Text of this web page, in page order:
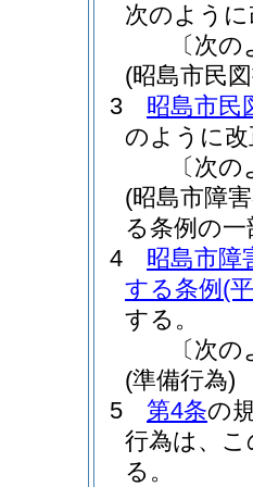
次のよう
〔次
(昭島市民
3
昭島市民
のように
〔次
(昭島市障
る条例の一
4
昭島市障
する条例 (
する。
〔次
(準備行為)
5
第4条の
行為は、
る。